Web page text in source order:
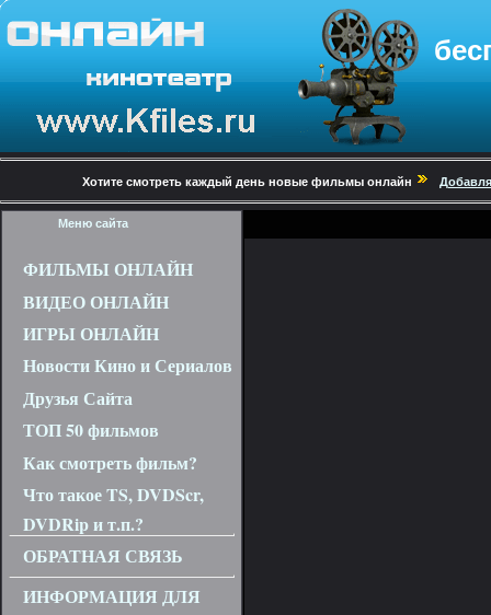
Хотите смотреть каждый день новые фильмы онлайн
Меню сайта
ФИЛЬМЫ ОНЛАЙН
ВИДЕО ОНЛАЙН
ИГРЫ ОНЛАЙН
Новости Кино и Сериалов
Друзья Сайта
ТОП 50 фильмов
Как смотреть фильм?
Что такое TS, DVDScr,
DVDRip и т.п.?
ОБРАТНАЯ СВЯЗЬ
ИНФОРМАЦИЯ ДЛЯ